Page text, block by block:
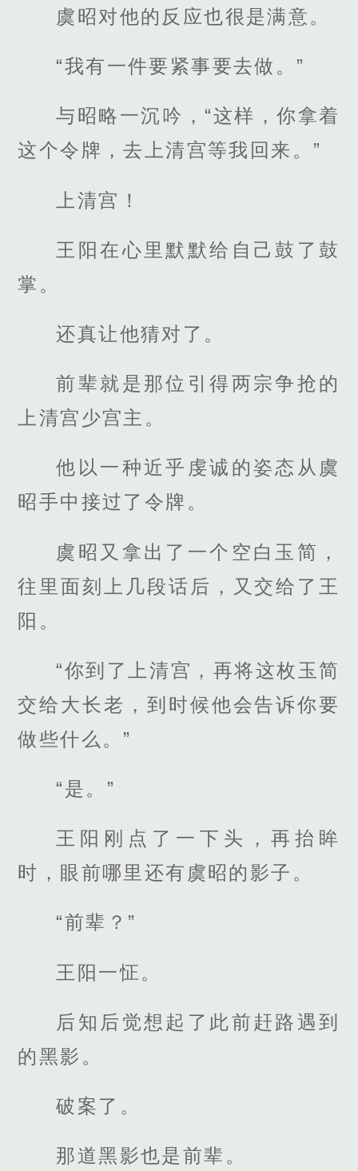
虞昭对他的反应也很是满意。
“我有一件要紧事要去做。”
与昭略一沉吟，“这样，你拿着
这个令牌，去上清宫等我回来。”
上清宫！
王阳在心里默默给自己鼓了鼓
掌。
还真让他猜对了。
前辈就是那位引得两宗争抢的
上清宫少宫主。
他以一种近乎虔诚的姿态从虞
昭手中接过了令牌。
虞昭又拿出了一个空白玉简，
往里面刻上几段话后，又交给了王
阳。
“你到了上清宫，再将这枚玉简
交给大长老，到时候他会告诉你要
做些什么。”
“是。”
王阳刚点了一下头，再抬眸
时，眼前哪里还有虞昭的影子。
“前辈？”
王阳一怔。
后知后觉想起了此前赶路遇到
的黑影。
破案了。
那道黑影也是前辈。